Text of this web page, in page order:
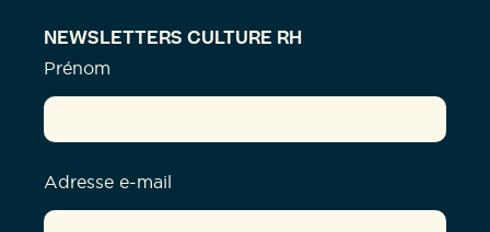
NEWSLETTERS CULTURE RH
Prénom
Adresse e-mail